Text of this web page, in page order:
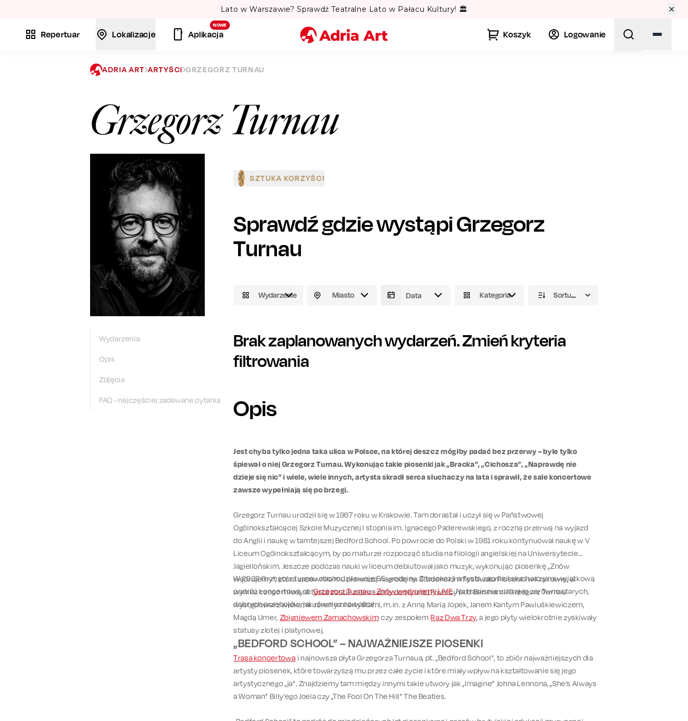
Lato w Warszawie? Sprawdź Teatralne Lato w Pałacu Kultury! 🏛️
Repertuar Lokalizacje
NOWE
Aplikacja Koszyk Logowanie
Szukaj
ADRIA ART ARTYŚCI GRZEGORZ TURNAU
Grzegorz Turnau
Wydarzenia
Opis
Zdjęcia
FAQ - najczęściej zadawane pytania
SZTUKA KORZYŚCI
Sprawdź gdzie wystąpiGrzegorz
Turnau
Wydarzenie Miasto Kategoria Sortuj domyślnie
Brak zaplanowanych wydarzeń. Zmień kryteria
filtrowania
Opis
Jest chyba tylko jedna taka ulica w Polsce, na której deszcz mógłby padać bez przerwy – byle tylko
śpiewał o niej Grzegorz Turnau. Wykonując takie piosenki jak „Bracka”, „Cichosza”, „Naprawdę nie
dzieje się nic” i wiele, wiele innych, artysta skradł serca słuchaczy na lata i sprawił, że sale koncertowe
zawsze wypełniają się po brzegi.
Grzegorz Turnau urodził się w 1967 roku w Krakowie. Tam dorastał i uczył się w Państwowej
Ogólnokształcącej Szkole Muzycznej I stopnia im. Ignacego Paderewskiego, z roczną przerwą na wyjazd
do Anglii i naukę w tamtejszej Bedford School. Po powrocie do Polski w 1981 roku kontynuował naukę w V
Liceum Ogólnokształcącym, by po maturze rozpocząć studia na filologii angielskiej na Uniwersytecie
Jagiellońskim. Jeszcze podczas nauki w liceum debiutował jako muzyk, wykonując piosenkę „Znów
wędrujemy”, która zapewniła mu pierwszą nagrodę na Studenckim Festiwalu Piosenki w Krakowie, w
wyniku czego młody artysta został zaproszony do słynnej Piwnicy pod Baranami. Grzegorz Turnau
występował z wieloma uznanymi artystami, m.in. z Anną Marią Jopek, Janem Kantym Pawluśkiewiczem,
Magdą Umer, Zbigniewem Zamachowskim czy zespołemRaz Dwa Trzy, a jego płyty wielokrotnie zyskiwały
statusy złotej i platynowej.
W 2022 Grzegorz turnau obchodził swoje 55 urodziny. Z tej okazji artysta zaprosił słuchaczy na wyjątkową
podróż koncertową pt.Grzegorz Turnau - Znów wędrujemy LIVE. Na trasie nie zabrakło zarówno starych,
dobrych przebojów, jak również nowości!
„BEDFORD SCHOOL” – NAJWAŻNIEJSZE PIOSENKI
Trasa koncertowa i najnowsza płyta Grzegorza Turnaua, pt. „Bedford School”, to zbiór najważniejszych dla
artysty piosenek, które towarzyszą mu przez całe życie i które miały wpływ na kształtowanie się jego
artystycznego „ja”. Znajdziemy tam między innymi takie utwory jak „Imagine” Johna Lennona, „She’s Always
a Woman” Billy’ego Joela czy „The Fool On The Hill” The Beatles.